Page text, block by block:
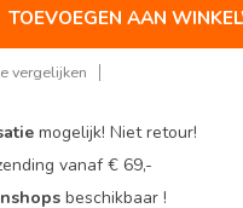
TOEVOEGEN AAN
vergelijken
mogelijk! Niet retour!
vanaf € 69,-
beschikbaar !